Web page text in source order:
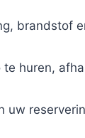
brandstof
huren,
uw